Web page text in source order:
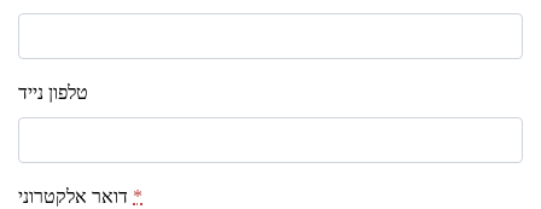
טלפון נייד
דואר אלקטרוני